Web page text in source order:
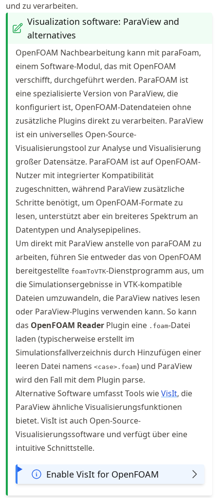
und zu verarbeiten.
Visualization software: ParaView and
alternatives
OpenFOAM Nachbearbeitung kann mit paraFoam,
einem Software-Modul, das mit OpenFOAM
verschifft, durchgeführt werden. ParaFOAM ist
eine spezialisierte Version von ParaView, die
konfiguriert ist, OpenFOAM-Datendateien ohne
zusätzliche Plugins direkt zu verarbeiten. ParaView
ist ein universelles Open-Source-
Visualisierungstool zur Analyse und Visualisierung
großer Datensätze. ParaFOAM ist auf OpenFOAM-
Nutzer mit integrierter Kompatibilität
zugeschnitten, während ParaView zusätzliche
Schritte benötigt, um OpenFOAM-Formate zu
lesen, unterstützt aber ein breiteres Spektrum an
Datentypen und Analysepipelines.
Um direkt mit ParaView anstelle von paraFOAM zu
arbeiten, führen Sie entweder das von OpenFOAM
bereitgestellte foamToVTK-Dienstprogramm aus, um
die Simulationsergebnisse in VTK-kompatible
Dateien umzuwandeln, die ParaView natives lesen
oder ParaView-Plugins verwenden kann. So kann
das OpenFOAM Reader Plugin eine .foam-Datei
laden (typischerweise erstellt im
Simulationsfallverzeichnis durch Hinzufügen einer
leeren Datei namens <case>.foam) und ParaView
wird den Fall mit dem Plugin parse.
Alternative Software umfasst Tools wieVisIt, die
ParaView ähnliche Visualisierungsfunktionen
bietet. VisIt ist auch Open-Source-
Visualisierungssoftware und verfügt über eine
intuitive Schnittstelle.
Enable VisIt for OpenFOAM